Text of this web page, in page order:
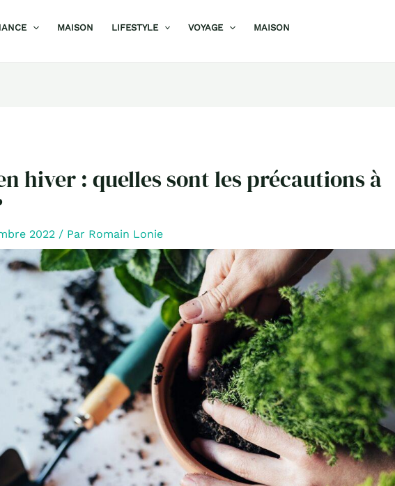
MAISON LIFESTYLE VOYAGE MAISON
hiver : quelles sont les précautions à
2022 / Par Romain Lonie